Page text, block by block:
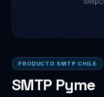
PRODUCTO SMTP CHILE
SMTP Pyme